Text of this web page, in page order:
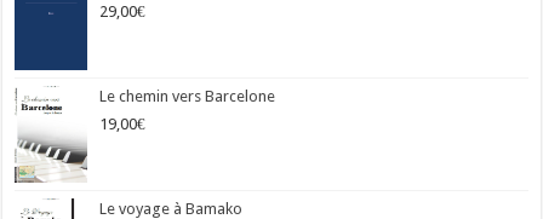
29,00€
Le chemin vers Barcelone
19,00€
Le voyage à Bamako